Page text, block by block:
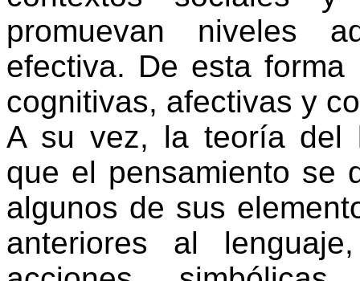
promuevan
niveles
efectiva. De esta
cognitivas, afectivas y
A su vez, la teoríadel
que el pensamiento se
algunos de sus
anteriores al lenguaje